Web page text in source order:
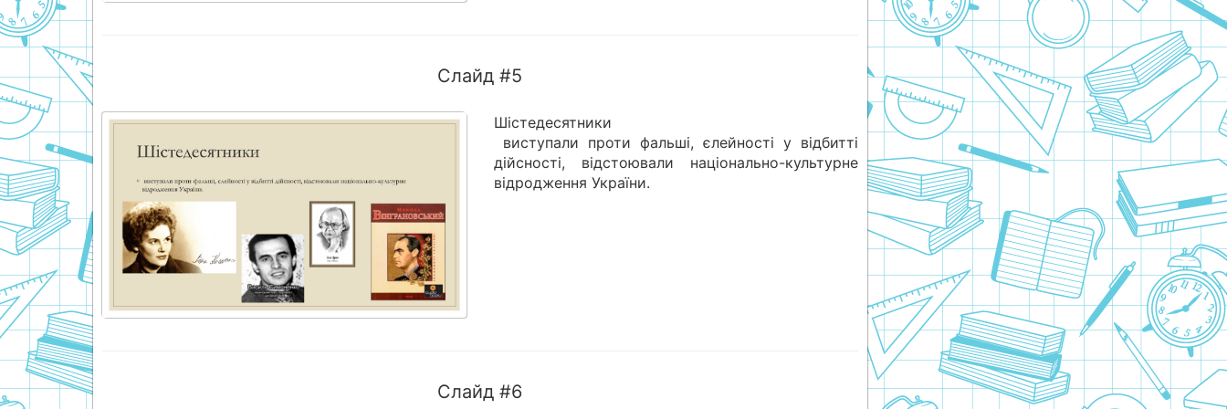
Слайд #5
Шістедесятники
виступали проти фальші, єлейності у відбитті
дійсності, відстоювали національно-культурне
відродження України.
Слайд #6